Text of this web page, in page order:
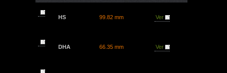
HS 99.82 mm Ver
DHA 66.35 mm Ver